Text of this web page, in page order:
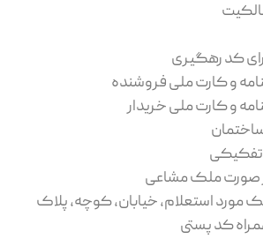
کد رهگیری
و کارت ملی فروشنده
و کارت ملی خریدار
صورت ملک مشاعی
مورد استعلام، خیابان، کوچه، پلاک
کد پستی